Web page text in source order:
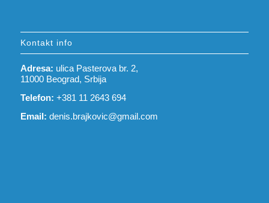
Kontakt info
Adresa: ulica Pasterova br. 2,
11000 Beograd, Srbija
Telefon: +381 11 2643 694
Email: denis.brajkovic@gmail.com